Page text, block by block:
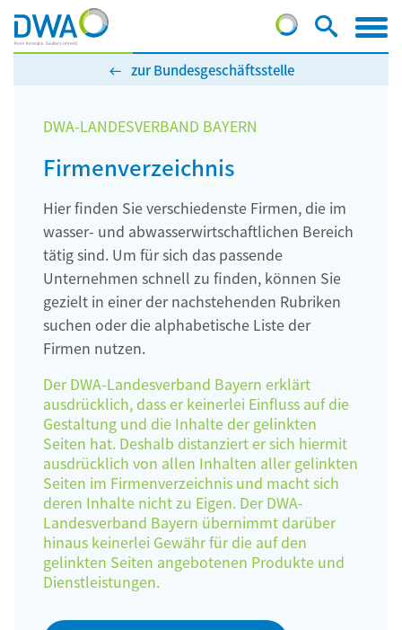
zur Bundesgeschäftsstelle
DWA-LANDESVERBAND BAYERN
Firmenverzeichnis
Hier finden Sie verschiedenste Firmen, die im
wasser- und abwasserwirtschaftlichen Bereich
tätig sind. Um für sich das passende
Unternehmen schnell zu finden, können Sie
gezielt in einer der nachstehenden Rubriken
suchen oder die alphabetische Liste der
Firmen nutzen.
Der DWA-Landesverband Bayern erklärt
ausdrücklich, dass er keinerlei Einfluss auf die
Gestaltung und die Inhalte der gelinkten
Seiten hat. Deshalb distanziert er sich hiermit
ausdrücklich von allen Inhalten aller gelinkten
Seiten im Firmenverzeichnis und macht sich
deren Inhalte nicht zu Eigen. Der DWA-
Landesverband Bayern übernimmt darüber
hinaus keinerlei Gewähr für die auf den
gelinkten Seiten angebotenen Produkte und
Dienstleistungen.